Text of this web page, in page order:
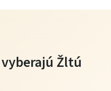
v kombinácii s
svetlými farbami.
Žltú